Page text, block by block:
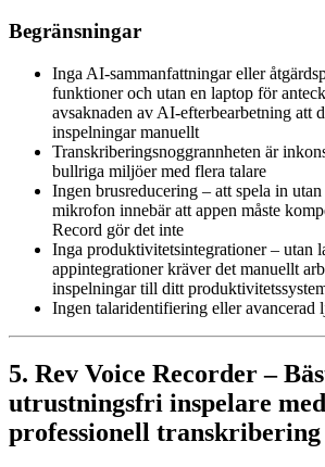
Begränsningar
Inga AI-sammanfattningar eller
funktioner och utan en laptop för
avsaknaden av AI-efterbearbetning att
inspelningar manuellt
Transkriberingsnoggrannheten är
bullriga miljöer med flera talare
Ingen brusreducering – att spela in
mikrofon innebär att appen måste
Record gör det inte
Inga produktivitetsintegrationer – utan
appintegrationer kräver det manuellt
inspelningar till ditt
Ingen talaridentifiering eller avancerad
5. Rev Voice Recorder –
utrustningsfri inspelare
professionell transkribering